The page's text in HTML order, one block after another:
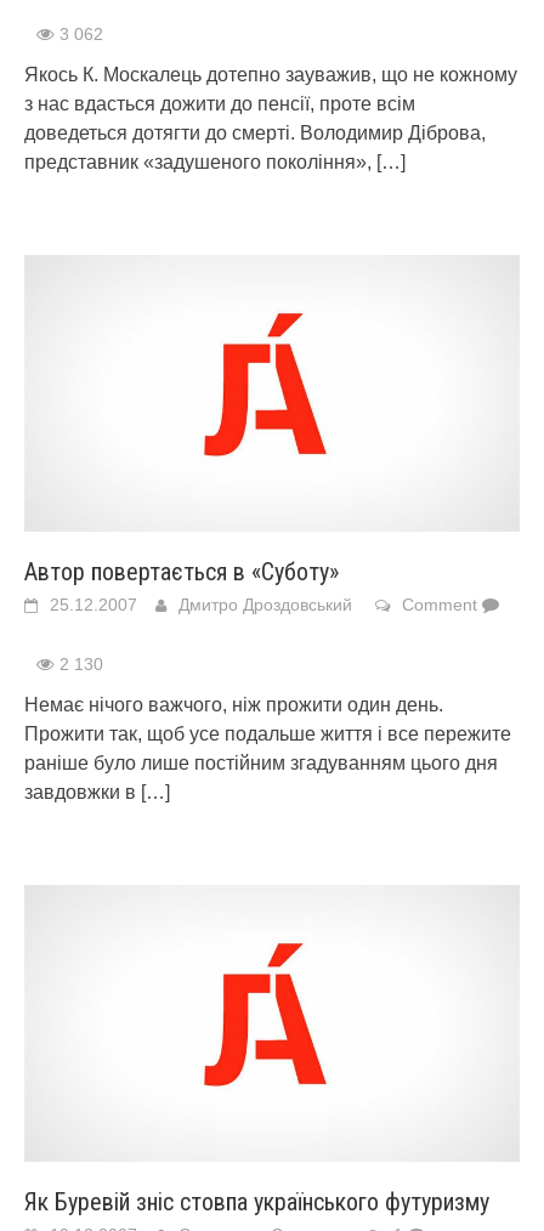
3 062
Якось К. Москалець дотепно зауважив, що не кожному
з нас вдасться дожити до пенсії, проте всім
доведеться дотягти до смерті. Володимир Діброва,
представник «задушеного покоління», […]
Автор повертається в «Суботу»
25.12.2007 Дмитро Дроздовський Comment
2 130
Немає нічого важчого, ніж прожити один день.
Прожити так, щоб усе подальше життя і все пережите
раніше було лише постійним згадуванням цього дня
завдовжки в […]
Як Буревій зніс стовпа українського футуризму